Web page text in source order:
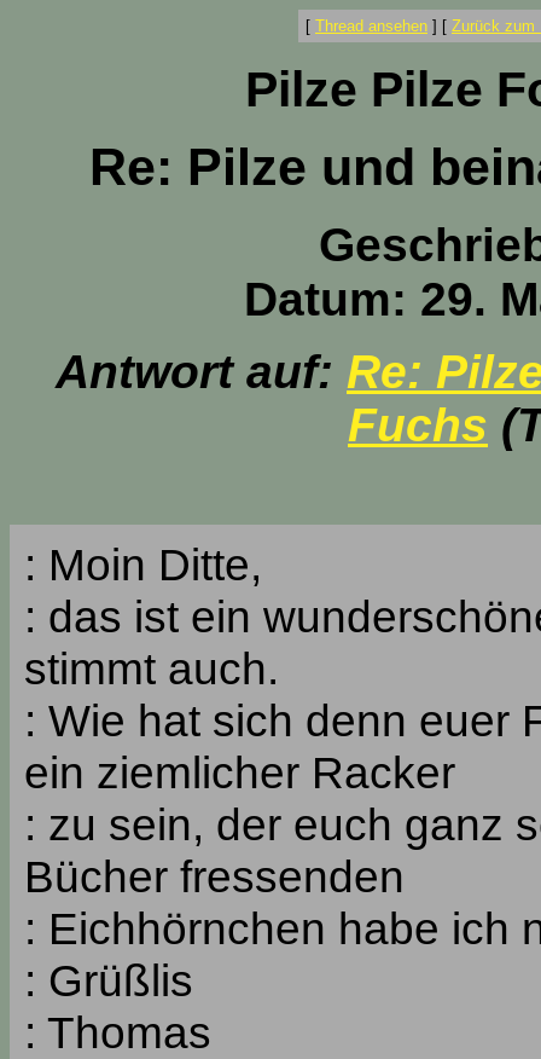
[ Thread ansehen ] [ Zurück zum
Pilze Pilze
Re: Pilze und
Datum: 29.
Antwort auf: Re:
Fuchs
: Moin Ditte,
: das ist ein
stimmt auch.
: Wie hat sich denn euer
ein ziemlicher Racker
: zu sein, der euch ganz
Bücher fressenden
: Eichhörnchen habe ich
: Grüßlis
: Thomas